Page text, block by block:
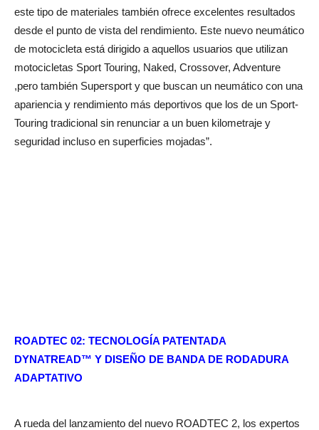
este tipo de materiales también ofrece excelentes resultados
desde el punto de vista del rendimiento. Este nuevo neumático
de motocicleta está dirigido a aquellos usuarios que utilizan
motocicletas Sport Touring, Naked, Crossover, Adventure
,pero también Supersport y que buscan un neumático con una
apariencia y rendimiento más deportivos que los de un Sport-
Touring tradicional sin renunciar a un buen kilometraje y
seguridad incluso en superficies mojadas”.
ROADTEC 02: TECNOLOGÍA PATENTADA
DYNATREAD™ Y DISEÑO DE BANDA DE RODADURA
ADAPTATIVO
A rueda del lanzamiento del nuevo ROADTEC 2, los expertos